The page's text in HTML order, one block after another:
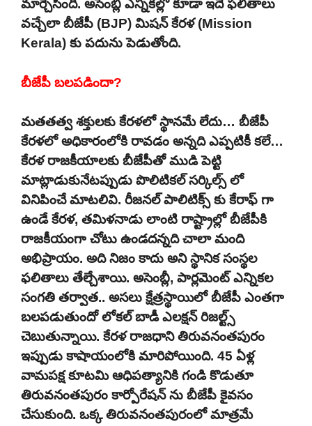
మార్చేసింది. అసెంబ్లీ ఎన్నికల్లో కూడా ఇదే ఫలితాలు
వచ్చేలా బీజేపీ (BJP) మిషన్ కేరళ (Mission
Kerala) కు పదును పెడుతోంది.
బీజేపీ బలపడిందా?
మతతత్వ శక్తులకు కేరళలో స్థానమే లేదు… బీజేపీ
కేరళలో అధికారంలోకి రావడం అన్నది ఎప్పటికీ కలే…
కేరళ రాజకీయాలకు బీజేపీతో ముడి పెట్టి
మాట్లాడుకునేటప్పుడు పొలిటికల్ సర్కిల్స్ లో
వినిపించే మాటలివి. రీజనల్ పాలిటిక్స్ కు కేరాఫ్ గా
ఉండే కేరళ, తమిళనాడు లాంటి రాష్ట్రాల్లో బీజేపీకి
రాజకీయంగా చోటు ఉండదన్నది చాలా మంది
అభిప్రాయం. అది నిజం కాదు అని స్థానిక సంస్థల
ఫలితాలు తేల్చేశాయి. అసెంబ్లీ, పార్లమెంట్ ఎన్నికల
సంగతి తర్వాత.. అసలు క్షేత్రస్థాయిలో బీజేపీ ఎంతగా
బలపడుతుందో లోకల్ బాడీ ఎలక్షన్ రిజల్ట్స్
చెబుతున్నాయి. కేరళ రాజధాని తిరువనంతపురం
ఇప్పుడు కాషాయంలోకి మారిపోయింది. 45 ఏళ్ల
వామపక్ష కూటమి ఆధిపత్యానికి గండి కొడుతూ
తిరువనంతపురం కార్పోరేషన్ ను బీజేపీ కైవసం
చేసుకుంది. ఒక్క తిరువనంతపురంలో మాత్రమే